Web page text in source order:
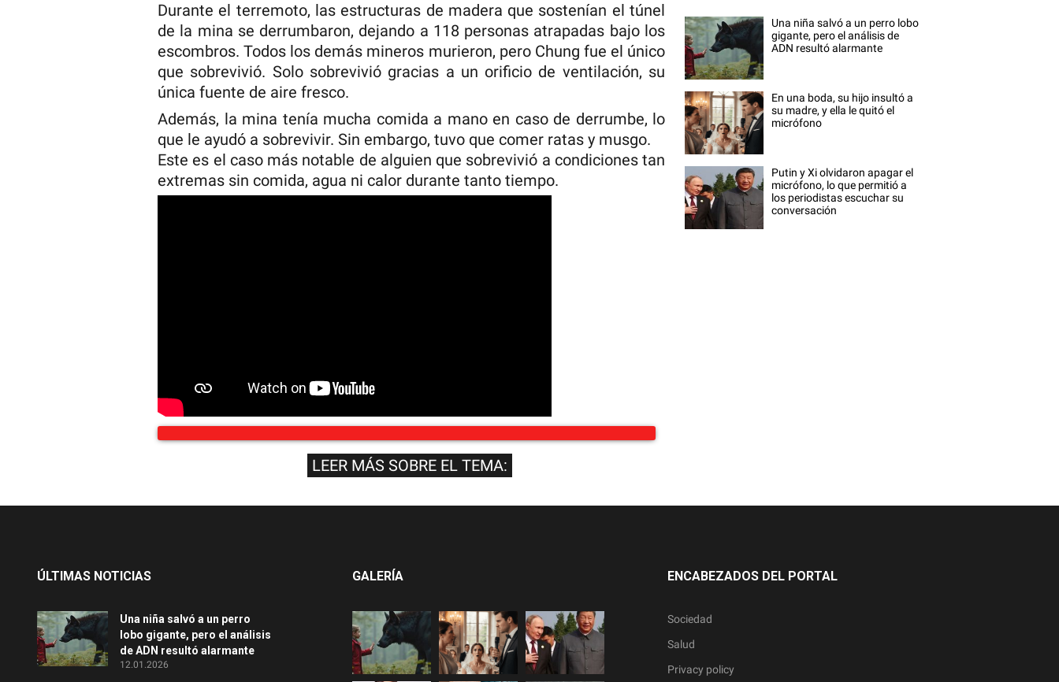
Durante el terremoto, las estructuras de madera que sostenían el túnel
de la mina se derrumbaron, dejando a 118 personas atrapadas bajo los
escombros. Todos los demás mineros murieron, pero Chung fue el único
que sobrevivió. Solo sobrevivió gracias a un orificio de ventilación, su
única fuente de aire fresco.
Además, la mina tenía mucha comida a mano en caso de derrumbe, lo
que le ayudó a sobrevivir. Sin embargo, tuvo que comer ratas y musgo.
Este es el caso más notable de alguien que sobrevivió a condiciones tan
extremas sin comida, agua ni calor durante tanto tiempo.
LEER MÁS SOBRE EL TEMA:
Una niña salvó a un perro lobo
gigante, pero el análisis de
ADN resultó alarmante
En una boda, su hijo insultó a
su madre, y ella le quitó el
micrófono
Putin y Xi olvidaron apagar el
micrófono, lo que permitió a
los periodistas escuchar su
conversación
ÚLTIMAS NOTICIAS
Una niña salvó a un perro
lobo gigante, pero el análisis
de ADN resultó alarmante
12.01.2026
GALERÍA ENCABEZADOS DEL PORTAL
Sociedad
Salud
Privacy policy